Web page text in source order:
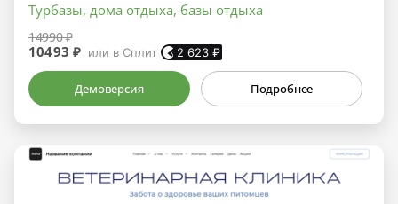
Турбазы, дома отдыха, базы отдыха
14990 ₽
10493 ₽ или в Сплит 2 623 ₽
Демоверсия Подробнее